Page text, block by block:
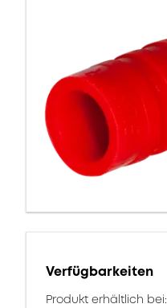
Verfügbarkeiten
Produkt erhältlich bei: